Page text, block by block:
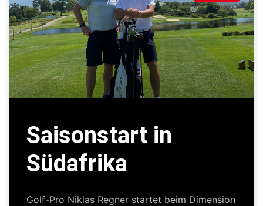
Saisonstart in
Südafrika
Golf-Pro Niklas Regner startet beim Dimension